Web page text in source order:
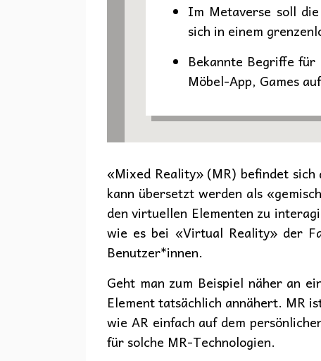
Im Metaverse soll
sich in einem
Bekannte Begriffe für
Möbel-App, Games
«Mixed Reality» (MR) befindet
kann übersetzt werden als
den virtuellen Elementen zu
wie es bei «Virtual Reality» der
Benutzer*innen.
Geht man zum Beispiel näher an
Element tatsächlich annähert. MR
wie AR einfach auf dem
für solche MR-Technologien.